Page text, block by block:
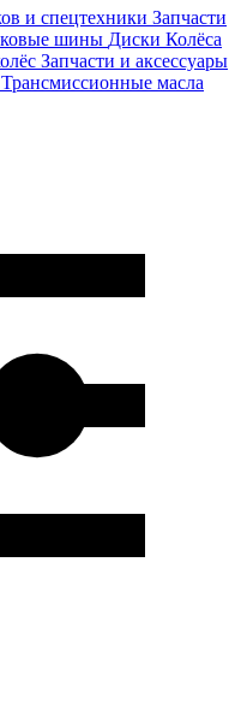
и спецтехники Запчасти
шины Диски Колёса
Запчасти и аксессуары
Трансмиссионные масла